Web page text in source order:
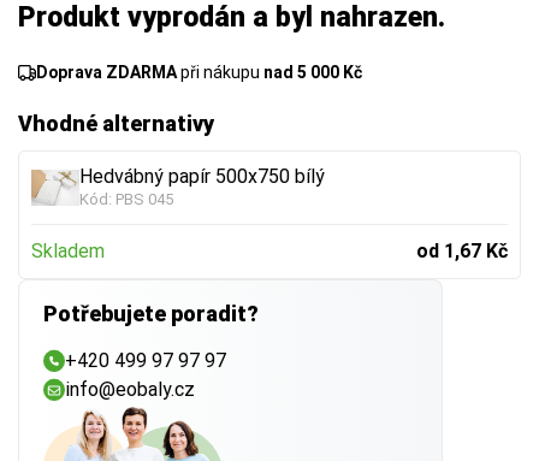
Produkt vyprodán a byl nahrazen.
Doprava ZDARMApři nákupu nad 5 000 Kč
Vhodné alternativy
Hedvábný papír 500x750 bílý
Kód: PBS 045
Skladem od 1,67 Kč
Potřebujete poradit?
+420 499 97 97 97
info@eobaly.cz